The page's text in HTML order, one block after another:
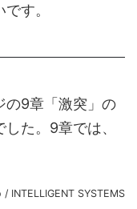
す。
の9章「激突」の
た。9章では、
INTELLIGENT SYSTEMS